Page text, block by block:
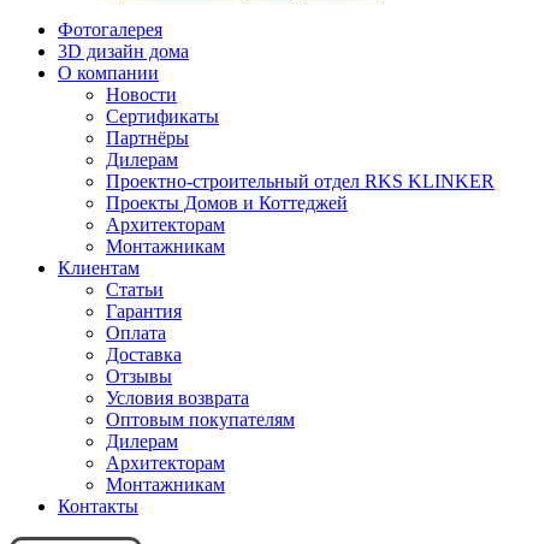
Фотогалерея
3D дизайн дома
О компании
Новости
Сертификаты
Партнёры
Дилерам
Проектно-строительный отдел RKS KLINKER
Проекты Домов и Коттеджей
Архитекторам
Монтажникам
Клиентам
Статьи
Гарантия
Оплата
Доставка
Отзывы
Условия возврата
Оптовым покупателям
Дилерам
Архитекторам
Монтажникам
Контакты